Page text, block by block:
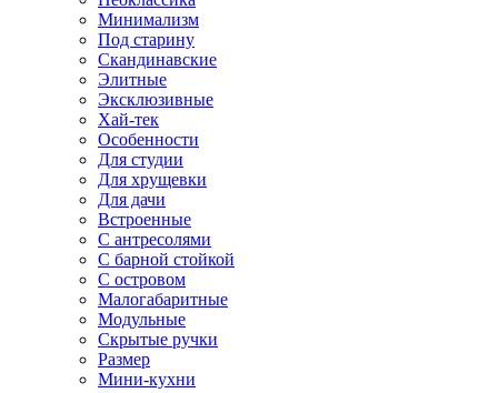
Минимализм
Под старину
Скандинавские
Элитные
Эксклюзивные
Хай-тек
Особенности
Для студии
Для хрущевки
Для дачи
Встроенные
С антресолями
С барной стойкой
С островом
Малогабаритные
Модульные
Скрытые ручки
Размер
Мини-кухни